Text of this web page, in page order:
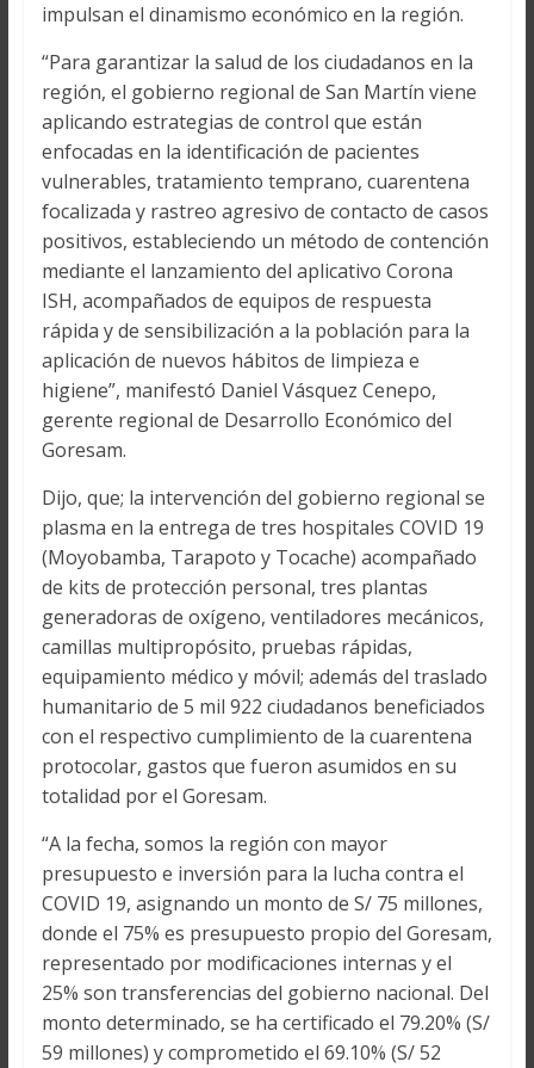
impulsan el dinamismo económico en la región.
“Para garantizar la salud de los ciudadanos en la
región, el gobierno regional de San Martín viene
aplicando estrategias de control que están
enfocadas en la identificación de pacientes
vulnerables, tratamiento temprano, cuarentena
focalizada y rastreo agresivo de contacto de casos
positivos, estableciendo un método de contención
mediante el lanzamiento del aplicativo Corona
ISH, acompañados de equipos de respuesta
rápida y de sensibilización a la población para la
aplicación de nuevos hábitos de limpieza e
higiene”, manifestó Daniel Vásquez Cenepo,
gerente regional de Desarrollo Económico del
Goresam.
Dijo, que; la intervención del gobierno regional se
plasma en la entrega de tres hospitales COVID 19
(Moyobamba, Tarapoto y Tocache) acompañado
de kits de protección personal, tres plantas
generadoras de oxígeno, ventiladores mecánicos,
camillas multipropósito, pruebas rápidas,
equipamiento médico y móvil; además del traslado
humanitario de 5 mil 922 ciudadanos beneficiados
con el respectivo cumplimiento de la cuarentena
protocolar, gastos que fueron asumidos en su
totalidad por el Goresam.
“A la fecha, somos la región con mayor
presupuesto e inversión para la lucha contra el
COVID 19, asignando un monto de S/ 75 millones,
donde el 75% es presupuesto propio del Goresam,
representado por modificaciones internas y el
25% son transferencias del gobierno nacional. Del
monto determinado, se ha certificado el 79.20% (S/
59 millones) y comprometido el 69.10% (S/ 52